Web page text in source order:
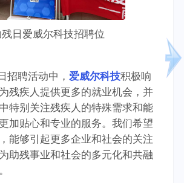
残日爱威尔科技招聘位
招聘活动中， 爱威尔科技积极响
残疾人提供更多的就业机会，并
特别关注残疾人的特殊需求和能
加贴心和专业的服务。我们希望
能够引起更多企业和社会的关注
助残事业和社会的多元化和共融